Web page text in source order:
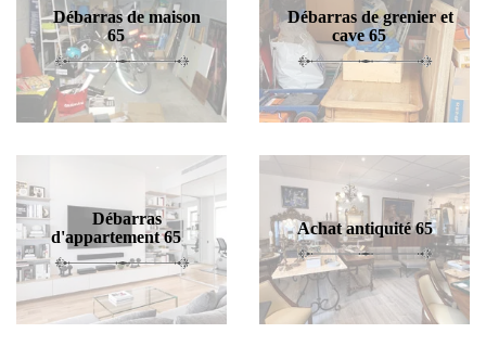
Débarras de maison
65
Débarras de grenier et
cave 65
Débarras
d'appartement 65
Achat antiquité 65